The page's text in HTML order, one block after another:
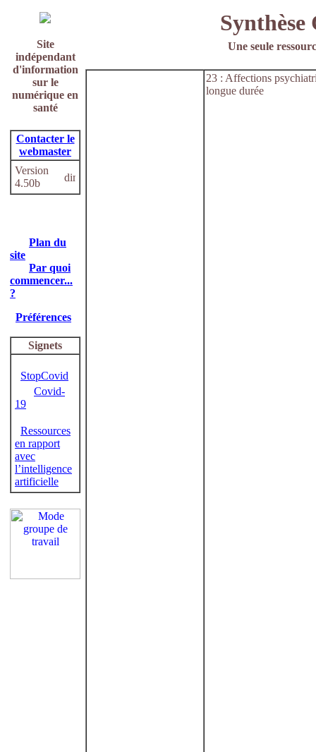
Site
indépendant
d'information
sur le
numérique en
santé
Contacter le
webmaster
Version
4.50b
Plan du
site
Par quoi
commencer...
?
Préférences
Signets
StopCovid
Covid-
19
Ressources
en rapport
avec
l’intelligence
artificielle
Une seule
23 : Affections
longue durée